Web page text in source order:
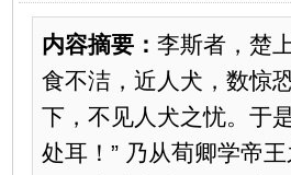
内容摘要： 李斯者，楚
食不洁，近人犬，数惊
下，不见人犬之忧。于
处耳！” 乃从荀卿学帝